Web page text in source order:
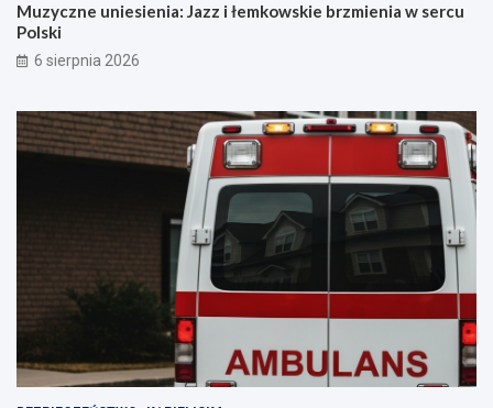
Muzyczne uniesienia: Jazz i łemkowskie brzmienia w sercu
Polski
6 sierpnia 2026